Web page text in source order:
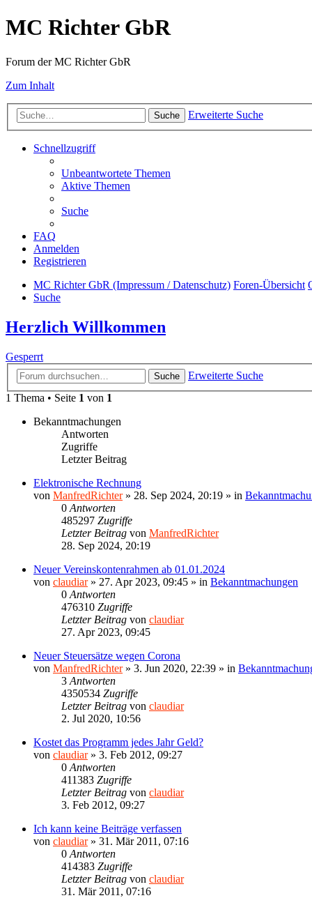
MC Richter GbR
Forum der MC Richter GbR
Zum Inhalt
Suche Erweiterte Suche
Schnellzugriff
Unbeantwortete Themen
Aktive Themen
Suche
FAQ
Anmelden
Registrieren
MC Richter GbR (Impressum / Datenschutz) Foren-Übersicht
Suche
Herzlich Willkommen
Gesperrt
Suche
Erweiterte Suche
1 Thema • Seite 1 von 1
Bekanntmachungen
Antworten
Zugriffe
Letzter Beitrag
Elektronische Rechnung
von ManfredRichter» 28. Sep 2024, 20:19 » in
0 Antworten
485297 Zugriffe
Letzter Beitrag von ManfredRichter
28. Sep 2024, 20:19
Neuer Vereinskontenrahmen ab 01.01.2024
von claudiar» 27. Apr 2023, 09:45 » in Bekanntmachungen
0 Antworten
476310 Zugriffe
Letzter Beitrag von claudiar
27. Apr 2023, 09:45
Neuer Steuersätze wegen Corona
von ManfredRichter» 3. Jun 2020, 22:39 » in
3 Antworten
4350534 Zugriffe
Letzter Beitrag von claudiar
2. Jul 2020, 10:56
Kostet das Programm jedes Jahr Geld?
von claudiar» 3. Feb 2012, 09:27
0 Antworten
411383 Zugriffe
Letzter Beitrag von claudiar
3. Feb 2012, 09:27
Ich kann keine Beiträge verfassen
von claudiar» 31. Mär 2011, 07:16
0 Antworten
414383 Zugriffe
Letzter Beitrag von claudiar
31. Mär 2011, 07:16